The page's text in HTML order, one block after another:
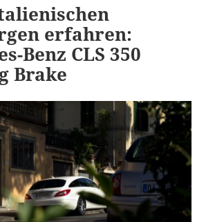
erfahren:
Benz CLS 350
Brake